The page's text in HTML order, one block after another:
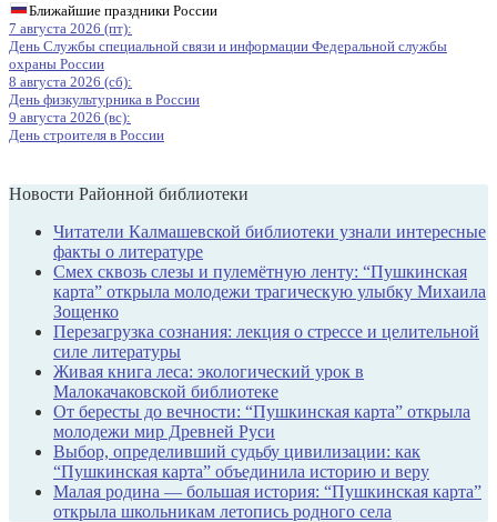
Ближайшие праздники России
7 августа 2026 (пт):
День Службы специальной связи и информации Федеральной службы
охраны России
8 августа 2026 (сб):
День физкультурника в России
9 августа 2026 (вс):
День строителя в России
Новости Районной библиотеки
Читатели Калмашевской библиотеки узнали интересные
факты о литературе
Смех сквозь слезы и пулемётную ленту: “Пушкинская
карта” открыла молодежи трагическую улыбку Михаила
Зощенко
Перезагрузка сознания: лекция о стрессе и целительной
силе литературы
Живая книга леса: экологический урок в
Малокачаковской библиотеке
От бересты до вечности: “Пушкинская карта” открыла
молодежи мир Древней Руси
Выбор, определивший судьбу цивилизации: как
“Пушкинская карта” объединила историю и веру
Малая родина — большая история: “Пушкинская карта”
открыла школьникам летопись родного села